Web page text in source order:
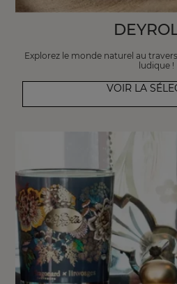
Explorez le monde naturel au travers
ludique !
VOIR LA